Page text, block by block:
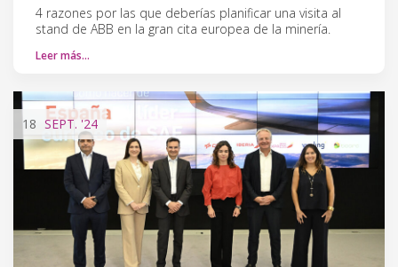
4 razones por las que deberías planificar una visita al
stand de ABB en la gran cita europea de la minería.
Leer más…
18 SEPT.'24